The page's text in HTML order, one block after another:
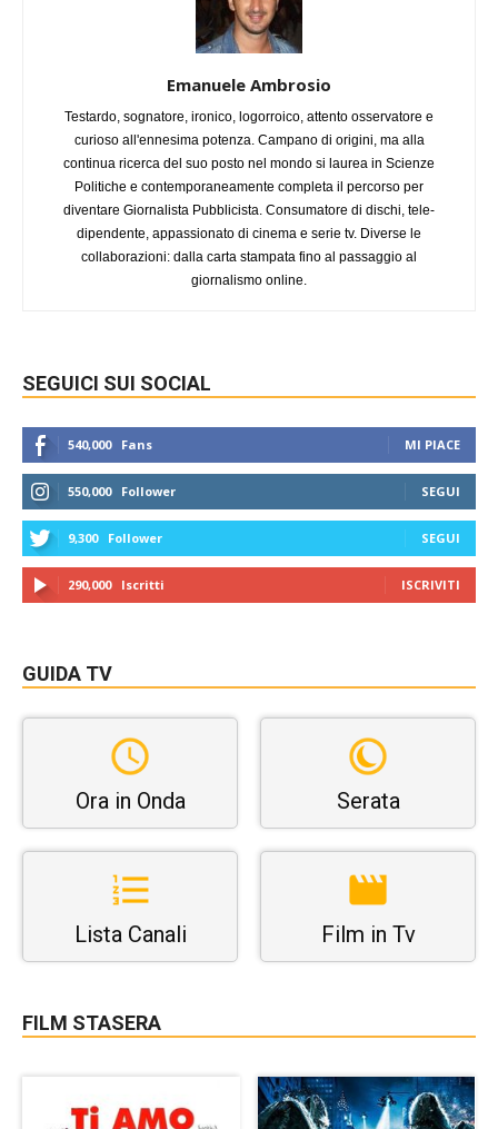
Emanuele Ambrosio
Testardo, sognatore, ironico, logorroico, attento osservatore e
curioso all'ennesima potenza. Campano di origini, ma alla
continua ricerca del suo posto nel mondo si laurea in Scienze
Politiche e contemporaneamente completa il percorso per
diventare Giornalista Pubblicista. Consumatore di dischi, tele-
dipendente, appassionato di cinema e serie tv. Diverse le
collaborazioni: dalla carta stampata fino al passaggio al
giornalismo online.
SEGUICI SUI SOCIAL
540,000 Fans MI PIACE
550,000 Follower SEGUI
9,300 Follower SEGUI
290,000 Iscritti ISCRIVITI
GUIDA TV
Ora in Onda Serata
Lista Canali Film in Tv
FILM STASERA